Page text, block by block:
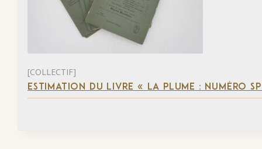
[COLLECTIF]
ESTIMATION DU LIVRE « LA PLUME : NUMÉRO